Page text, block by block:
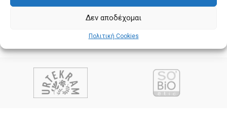
Δεν αποδέχομαι
Πολιτική Cookies